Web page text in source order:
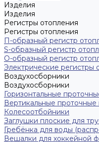
Изделия
Изделия
Регистры отопления
Регистры отопления
П-образный регистр
S-образный регистр
O-образный регистр
Электрические регистры
Воздухосборники
Воздухосборники
Горизонтальные
Вертикальные
Колесоотбойники
Заглушки плоские для
Гребёнка для воды
Вешалки для хоккейной